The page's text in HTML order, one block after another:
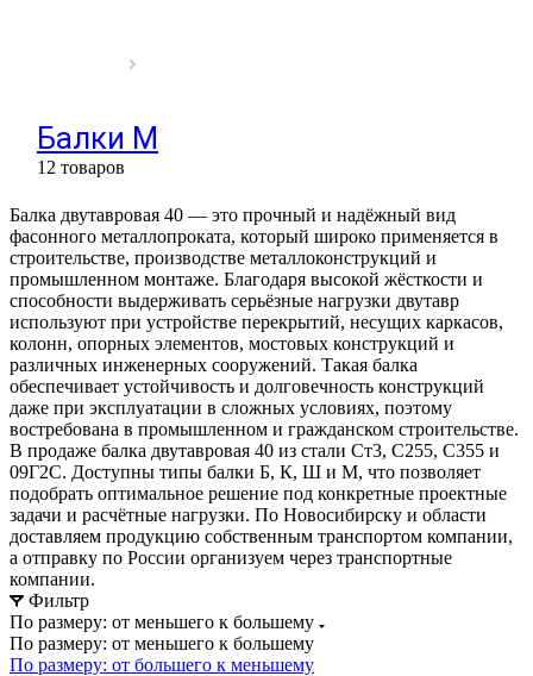
Балки М
12 товаров
Балка двутавровая 40 — это прочный и надёжный вид
фасонного металлопроката, который широко применяется в
строительстве, производстве металлоконструкций и
промышленном монтаже. Благодаря высокой жёсткости и
способности выдерживать серьёзные нагрузки двутавр
используют при устройстве перекрытий, несущих каркасов,
колонн, опорных элементов, мостовых конструкций и
различных инженерных сооружений. Такая балка
обеспечивает устойчивость и долговечность конструкций
даже при эксплуатации в сложных условиях, поэтому
востребована в промышленном и гражданском строительстве.
В продаже балка двутавровая 40 из стали Ст3, С255, С355 и
09Г2С. Доступны типы балки Б, К, Ш и М, что позволяет
подобрать оптимальное решение под конкретные проектные
задачи и расчётные нагрузки. По Новосибирску и области
доставляем продукцию собственным транспортом компании,
а отправку по России организуем через транспортные
компании.
Фильтр
По размеру: от меньшего к большему
По размеру: от меньшего к большему
По размеру: от большего к меньшему